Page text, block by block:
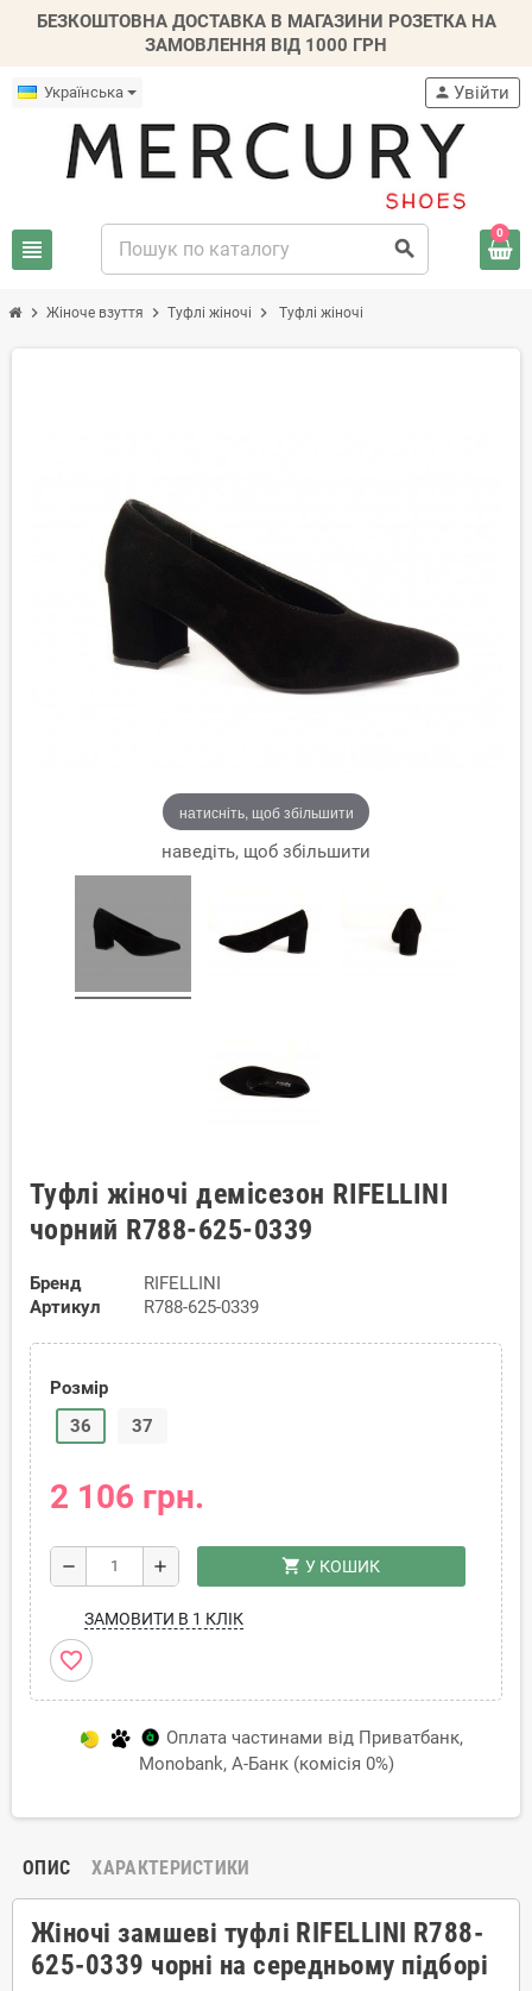
БЕЗКОШТОВНА ДОСТАВКА В МАГАЗИНИ РОЗЕТКА НА
ЗАМОВЛЕННЯ ВІД 1000 ГРН
Українська
view_headline search
person Увійти
0
chevron_right Жіноче взуття chevron_right Туфлі жіночі chevron_right Туфлі жіночі
натисніть, щоб збільшити
наведіть, щоб збільшити
Туфлі жіночі демісезон RIFELLINI
чорний R788-625-0339
Бренд
RIFELLINI
Артикул
R788-625-0339
Розмір
36
37
2 106 грн.
remove add shopping_cart У КОШИК
ЗАМОВИТИ В 1 КЛІК
favorite_border
Оплата частинами від Приватбанк,
Monobank, А-Банк (комісія 0%)
ОПИС ХАРАКТЕРИСТИКИ
Жіночі замшеві туфлі RIFELLINI R788-
625-0339 чорні на середньому підборі